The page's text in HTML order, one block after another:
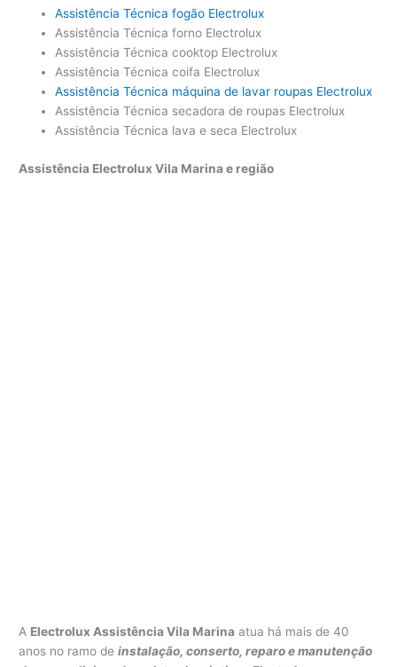
Assistência Técnica fogão Electrolux
Assistência Técnica forno Electrolux
Assistência Técnica cooktop Electrolux
Assistência Técnica coifa Electrolux
Assistência Técnica máquina de lavar roupas Electrolux
Assistência Técnica secadora de roupas Electrolux
Assistência Técnica lava e seca Electrolux
Assistência Electrolux Vila Marina e região
A Electrolux Assistência Vila Marina atua há mais de 40
anos no ramo deinstalação, conserto, reparo e manutenção